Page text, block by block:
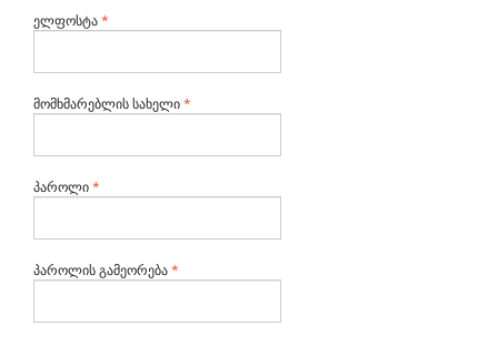
ელფოსტა*
მომხმარებლის სახელი*
პაროლი*
პაროლის გამეორება*